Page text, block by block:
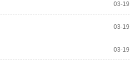
03-19
03-19
03-19